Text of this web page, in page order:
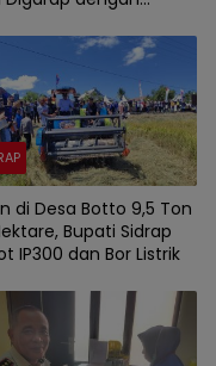
di Desa Botto 9,5 Ton
Bupati Sidrap
IP300 dan Bor Listrik